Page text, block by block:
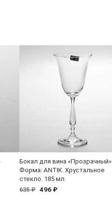
Бокал для вина «Прозрачный»
Форма: ANTIK. Хрустальное
стекло. 185 мл.
635 ₽ 496 ₽